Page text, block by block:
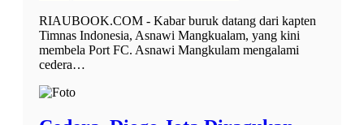
RIAUBOOK.COM - Kabar buruk datang dari kapten
Timnas Indonesia, Asnawi Mangkualam, yang kini
membela Port FC. Asnawi Mangkulam mengalami
cedera…